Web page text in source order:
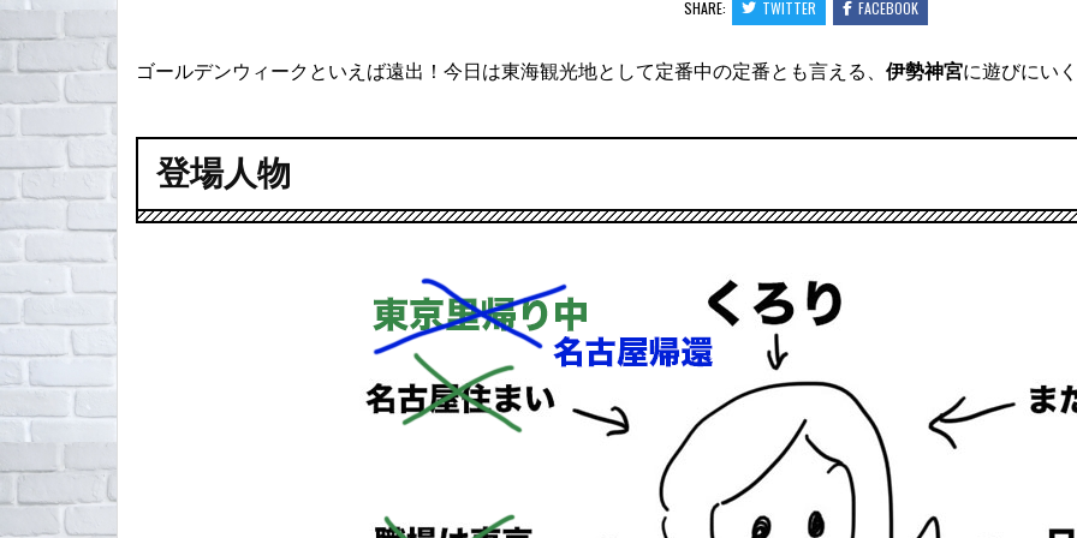
SHARE: TWITTER FACEBOOK
ゴールデンウィークといえば遠出！今日は東海観光地として定番中の定番とも言える、 伊勢神宮に遊びにい
登場人物